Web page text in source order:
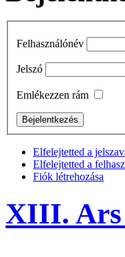
Felhasználónév
Jelszó
Emlékezzen rám
Elfelejtetted a
Elfelejtetted a
Fiók létrehozása
XIII. Ars